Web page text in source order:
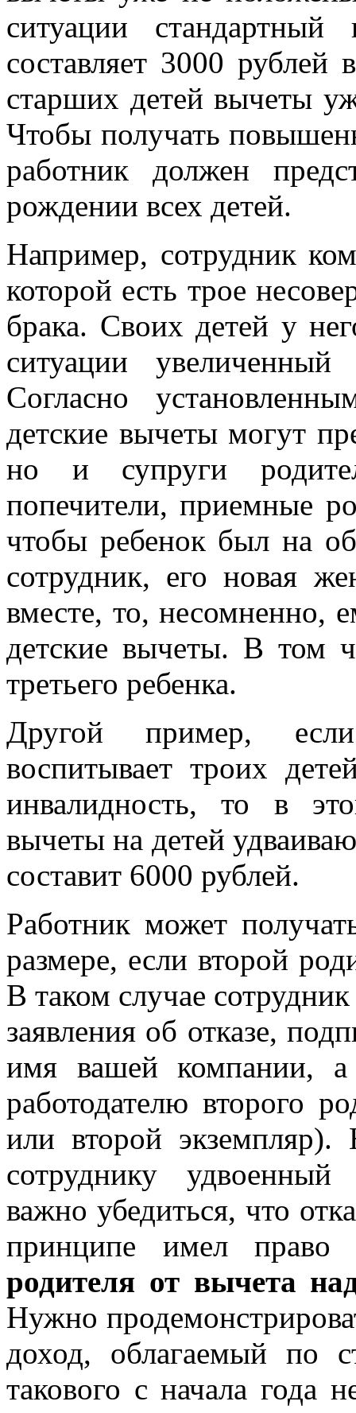
ситуации
составляет 3000
старших детей вычеты
Чтобы получать
работник должен
рождении всех детей.
Например, сотрудник
которой есть трое
брака. Своих детей у
ситуации
Согласно
детские вычеты могут
но и супруги
попечители, приемные
чтобы ребенок был на
сотрудник, его новая
вместе, то, несомненно,
детские вычеты. В том
третьего ребенка.
Другой пример,
воспитывает троих
инвалидность, то в
вычеты на детей
составит 6000 рублей.
Работник может
размере, если второй
В таком случае
заявления об отказе,
имя вашей компании,
работодателю второго
или второй экземпляр).
сотруднику
важно убедиться, что
принципе имел
родителя от вычета
Нужно
доход, облагаемый по
такового с начала года